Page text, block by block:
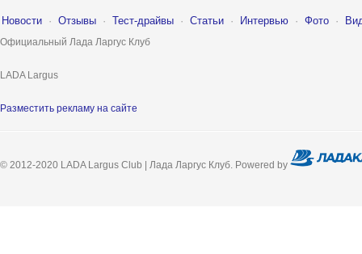
Новости · Отзывы · Тест-драйвы · Статьи · Интервью · Фото ·
Официальный Лада Ларгус Клуб
LADA Largus
Разместить рекламу на сайте
© 2012-2020 LADA Largus Club | Лада Ларгус Клуб. Powered by